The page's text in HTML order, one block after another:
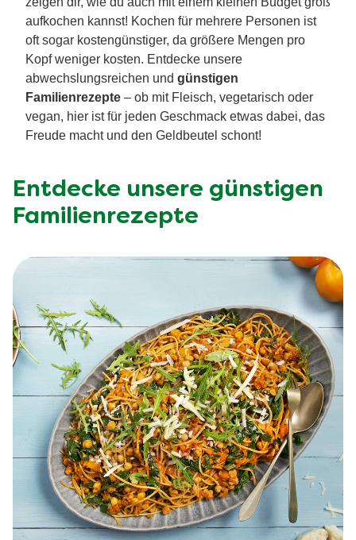
aufkochen kannst! Kochen für mehrere Personen ist
oft sogar kostengünstiger, da größere Mengen pro
Kopf weniger kosten. Entdecke unsere
abwechslungsreichen und günstigen
Familienrezepte – ob mit Fleisch, vegetarisch oder
vegan, hier ist für jeden Geschmack etwas dabei, das
Freude macht und den Geldbeutel schont!
Entdecke unsere günstigen
Familienrezepte